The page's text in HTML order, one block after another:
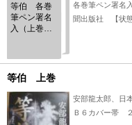
等伯 各巻
筆ペン署名
入（上巻は
各巻筆ペン署名
聞出版社 【状
状態に関わらず
の古本屋」は６
等をご参考にし
良好とお考え下
等伯 上巻
安部龍太郎、日
Ｂ６カバー帯